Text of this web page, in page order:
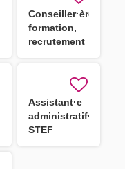
Conseiller·ère
formation,
recrutement
assistants
familiaux
H/F
Assistant·e
administratif·ve
STEF